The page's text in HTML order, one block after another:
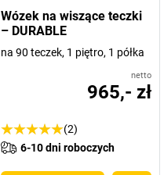
Wózek na wiszące teczki
– DURABLE
na 90 teczek, 1 piętro, 1 półka
netto
965,- zł
(2)
6-10 dni roboczych